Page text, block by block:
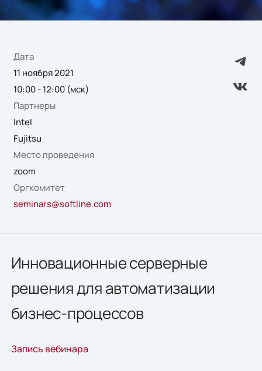
Дата
11 ноября 2021
10:00 - 12:00 (мск)
Партнеры
Intel
Fujitsu
Место проведения
zoom
Оргкомитет
seminars@softline.com
Инновационные серверные
решения для автоматизации
бизнес-процессов
Запись вебинара